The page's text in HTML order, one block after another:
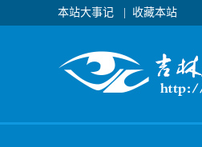
本站大事记 收藏本站